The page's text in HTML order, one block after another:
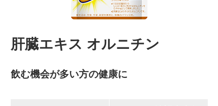
肝臓エキス オルニチン
飲む機会が多い方の健康に